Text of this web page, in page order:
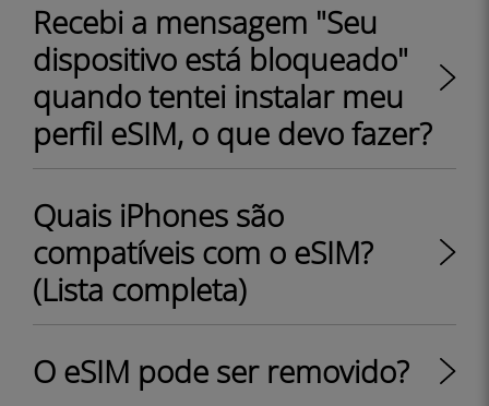
Recebi a mensagem "Seu
dispositivo está bloqueado"
quando tentei instalar meu
perfil eSIM, o que devo fazer?
Quais iPhones são
compatíveis com o eSIM?
(Lista completa)
O eSIM pode ser removido?